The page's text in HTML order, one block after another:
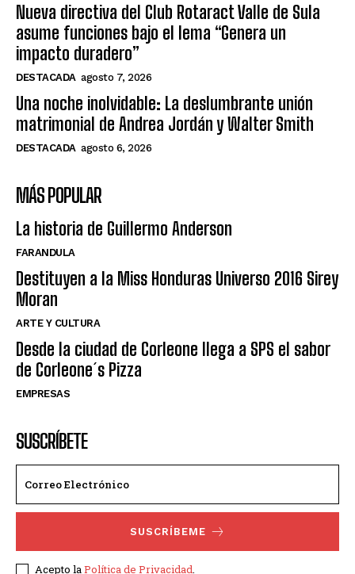
Nueva directiva del Club Rotaract Valle de Sula
asume funciones bajo el lema “Genera un
impacto duradero”
DESTACADA agosto 7, 2026
Una noche inolvidable: La deslumbrante unión
matrimonial de Andrea Jordán y Walter Smith
DESTACADA agosto 6, 2026
MÁS POPULAR
La historia de Guillermo Anderson
FARANDULA
Destituyen a la Miss Honduras Universo 2016 Sirey
Moran
ARTE Y CULTURA
Desde la ciudad de Corleone llega a SPS el sabor
de Corleone´s Pizza
EMPRESAS
SUSCRÍBETE
SUSCRÍBEME
Acepto laPolítica de Privacidad.